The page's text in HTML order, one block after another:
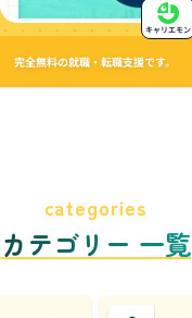
完全無料の就職・転職支援です。
キャリエモン
categories
カテゴリー 一覧